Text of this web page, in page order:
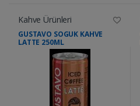
Kahve Ürünleri
GUSTAVO SOGUK KAHVE
LATTE 250ML